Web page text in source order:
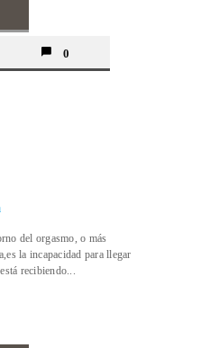
0
del orgasmo, o más
la incapacidad para llegar
recibiendo...